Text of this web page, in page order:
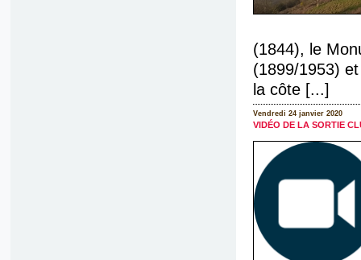
(1844), le
(1899/1953)
la côte [...]
Vendredi 24 janvier 2020
VIDÉO DE LA SORTIE